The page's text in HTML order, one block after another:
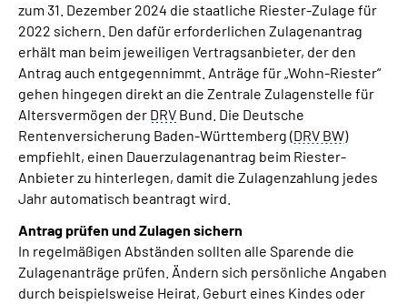
Leichte Sprache
Suche
Mein Kundenportal
zum 31. Dezember 2024 die staatliche Riester-Zulage für
2022 sichern. Den dafür erforderlichen Zulagenantrag
erhält man beim jeweiligen Vertragsanbieter, der den
Antrag auch entgegennimmt. Anträge für „Wohn-Riester“
gehen hingegen direkt an die Zentrale Zulagenstelle für
Altersvermögen der DRV Bund. Die Deutsche
Rentenversicherung Baden-Württemberg (DRV BW)
empfiehlt, einen Dauerzulagenantrag beim Riester-
Anbieter zu hinterlegen, damit die Zulagenzahlung jedes
Jahr automatisch beantragt wird.
Antrag prüfen und Zulagen sichern
In regelmäßigen Abständen sollten alle Sparende die
Zulagenanträge prüfen. Ändern sich persönliche Angaben
durch beispielsweise Heirat, Geburt eines Kindes oder